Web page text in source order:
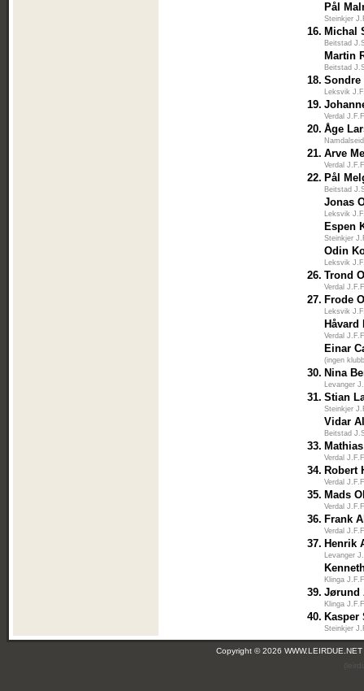
Pål
Steinkjer
16. Michal
Beitstad
Martin
Beitstad
18.
Leksvik
19.
Verdal
20. Åge
21. Arve
Verdal
22. Pål
Beitstad
Jonas
Leksvik
Espen
Steinkjer
Odin
Leksvik
26. Trond
Verdal
27. Frode
Leksvik
Håvard
Verdal
Einar
(ingen
30. Nina
Levanger
31. Stian
Steinkjer
Vidar
Beitstad
33.
Verdal
34. Robert
Verdal
35. Mads
Verdal
36. Frank
Verdal
37. Henrik
Levanger
Klinga
39. Jørund
Klinga
40. Kasper
Steinkjer
Copyright © 2026